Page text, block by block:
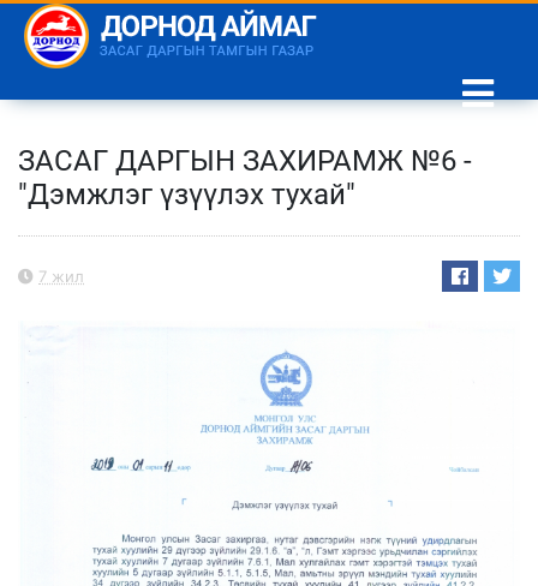
ЗАСАГ ДАРГЫН ЗАХИРАМЖ №6 -
"Дэмжлэг үзүүлэх тухай"
7 жил